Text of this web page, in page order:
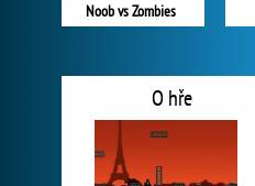
Noob vs Zombies
O hře